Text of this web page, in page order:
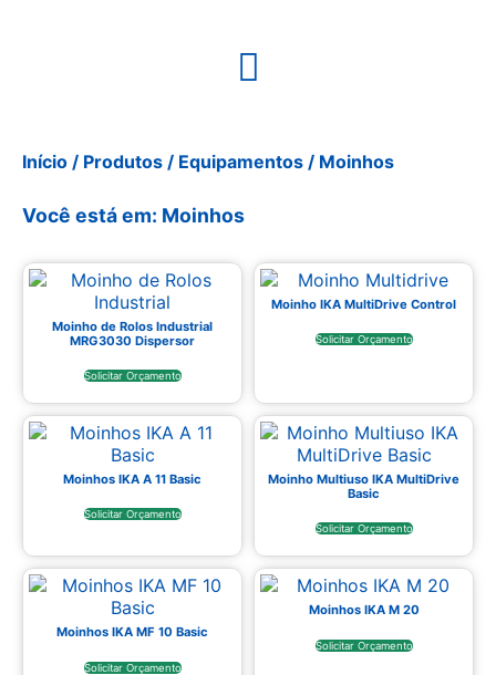
Início / Produtos / Equipamentos / Moinhos
Você está em: Moinhos
Moinho de Rolos Industrial
MRG3030 Dispersor
Solicitar Orçamento
Moinho IKA MultiDrive Control
Solicitar Orçamento
Moinhos IKA A 11 Basic
Solicitar Orçamento
Moinho Multiuso IKA MultiDrive
Basic
Solicitar Orçamento
Moinhos IKA MF 10 Basic
Solicitar Orçamento
Moinhos IKA M 20
Solicitar Orçamento